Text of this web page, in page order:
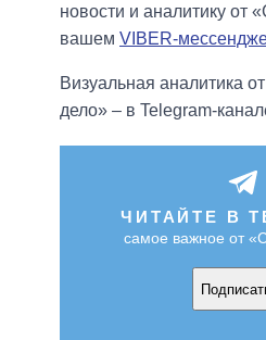
новости и аналитику от
вашем VIBER-
Визуальная аналитика
дело» – в Telegram-
ЧИТАЙТЕ В
самое важное от